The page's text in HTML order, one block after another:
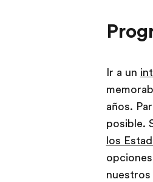
Ir a un
años.
posible.
los
nuestros